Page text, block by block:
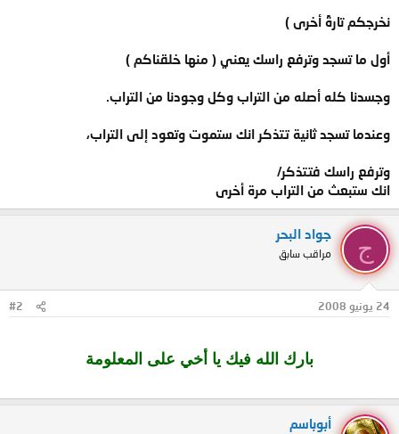
نخرجكم تارةً أخرى )
أول ما تسجد وترفع راسك يعني ( منها خلقناكم )
وجسدنا كله أصله من التراب وكل وجودنا من التراب.
وعندما تسجد ثانية تتذكر انك ستموت وتعود إلى التراب،
وترفع راسك فتتذكر/
انك ستبعث من التراب مرة أخرى
ج
جواد البحر
مراقب سابق
24 يونيو 2008 #2
بارك الله فيك يا أخي على المعلومة
أبوباسم